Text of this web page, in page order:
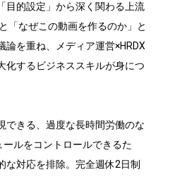
目的設定」から深く関わる上流
「なぜこの動画を作るのか」と
論を重ね、メディア運営×HRDX
化するビジネススキルが身につ
きる、過度な長時間労働のな
ールをコントロールできるた
な対応を排除。完全週休2日制